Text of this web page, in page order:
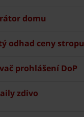
domu
odhad ceny stropu
prohlášení DoP
zdivo